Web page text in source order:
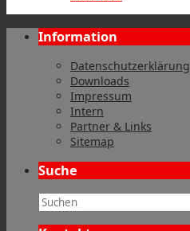
Information
Datenschutzerklärung
Downloads
Impressum
Intern
Partner & Links
Sitemap
Suche
Suchbegriff: